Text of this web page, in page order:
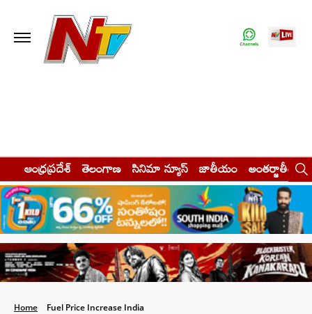
ఆంధ్రప్రదేశ్ తెలంగాణ సినిమా న్యూస్ జాతీయం అంతర్జాతీయం
Home Fuel Price Increase India